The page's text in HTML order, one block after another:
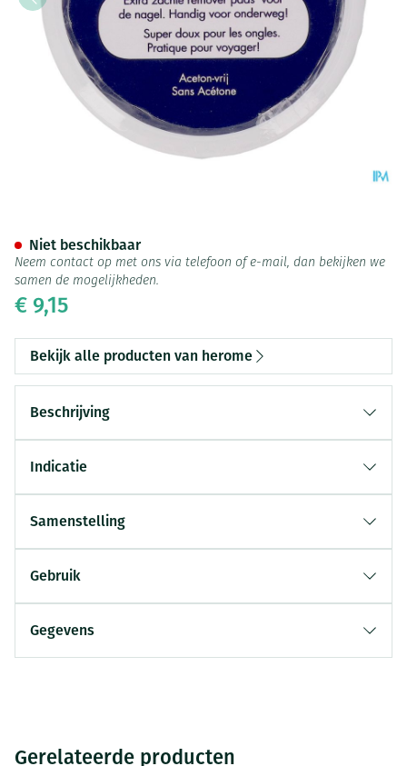
€ 9,15
Niet beschikbaar
Neem contact op met ons via telefoon of e-mail, dan bekijken we
samen de mogelijkheden.
Bekijk alle producten van herome
Beschrijving
Indicatie
Samenstelling
Gebruik
Gegevens
Gerelateerde producten